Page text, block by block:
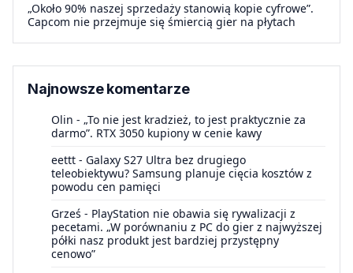
„Około 90% naszej sprzedaży stanowią kopie cyfrowe”.
Capcom nie przejmuje się śmiercią gier na płytach
Najnowsze komentarze
Olin - „To nie jest kradzież, to jest praktycznie za
darmo”. RTX 3050 kupiony w cenie kawy
eettt - Galaxy S27 Ultra bez drugiego
teleobiektywu? Samsung planuje cięcia kosztów z
powodu cen pamięci
Grześ - PlayStation nie obawia się rywalizacji z
pecetami. „W porównaniu z PC do gier z najwyższej
półki nasz produkt jest bardziej przystępny
cenowo”